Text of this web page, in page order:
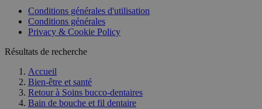
Conditions générales d'utilisation
Conditions générales
Privacy & Cookie Policy
Résultats de recherche
Accueil
Bien-être et santé
Retour à Soins bucco-dentaires
Bain de bouche et fil dentaire